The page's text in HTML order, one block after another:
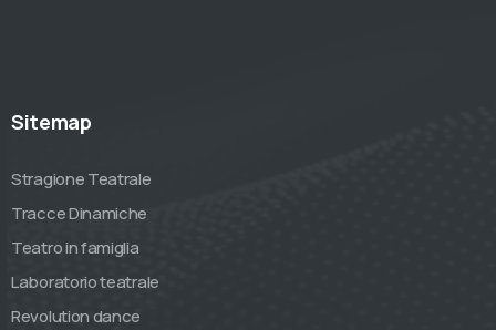
Sitemap
Stragione Teatrale
Tracce Dinamiche
Teatro in famiglia
Laboratorio teatrale
Revolution dance